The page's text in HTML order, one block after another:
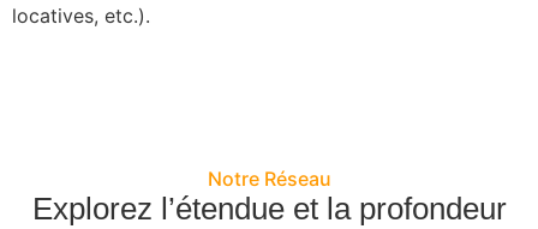
locatives, etc.).
Notre Réseau
Explorez l’étendue et la profondeur